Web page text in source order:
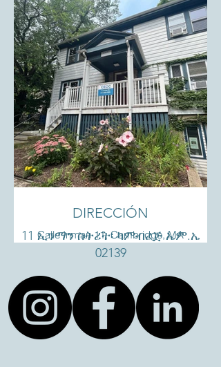
DIRECCIÓN
Calle Inman 11, Cambridge, MA
02139
11 ኢንማን ስትሪት፡ ካምብሪጅ ኤም.ኤ
02139